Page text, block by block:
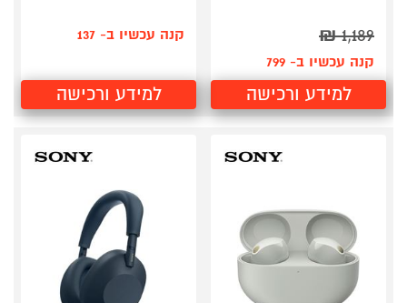
1,189
₪
קנה עכשיו ב- 799
למידע ורכישה
קנה עכשיו ב- 137
למידע ורכישה